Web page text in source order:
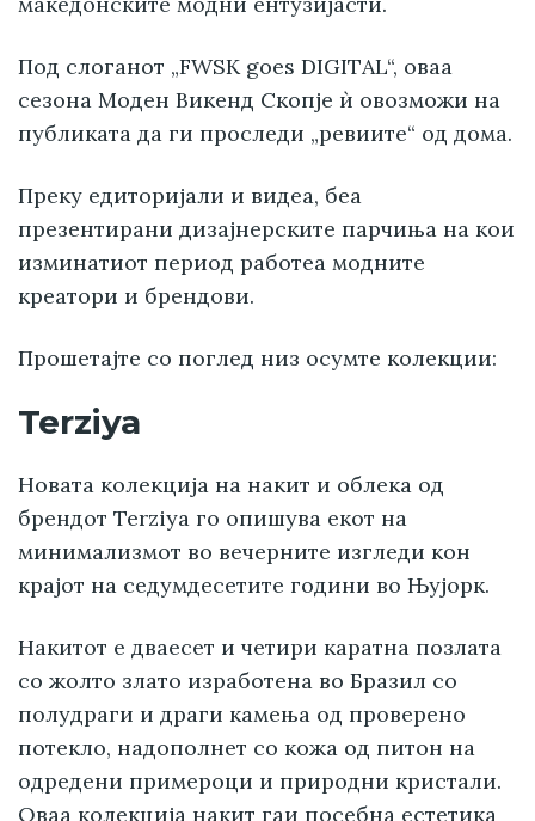
Под слоганот „FWSK goes DIGITAL“, оваа
сезона Моден Викенд Скопје ѝ овозможи на
публиката да ги проследи „ревиите“ од дома.
Преку едиторијали и видеа, беа
презентирани дизајнерските парчиња на кои
изминатиот период работеа модните
креатори и брендови.
Прошетајте со поглед низ осумте колекции:
Terziya
Новата колекција на накит и облека од
брендот Terziya го опишува екот на
минимализмот во вечерните изгледи кон
крајот на седумдесетите години во Њујорк.
Накитот е дваесет и четири каратна позлата
со жолто злато изработена во Бразил со
полудраги и драги камења од проверено
потекло, надополнет со кожа од питон на
одредени примероци и природни кристали.
Оваа колекција накит гаи посебна естетика